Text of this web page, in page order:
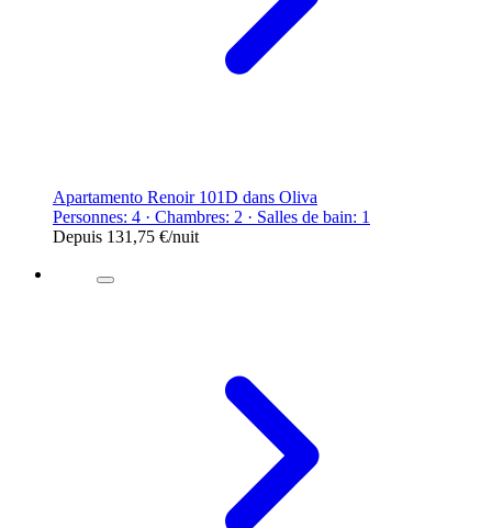
Apartamento Renoir 101D dans Oliva
Personnes: 4 · Chambres: 2 · Salles de bain: 1
Depuis 131,75 €/nuit